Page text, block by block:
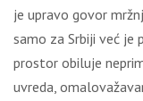
je upravo govor
samo za Srbiji već je
prostor obiluje
uvreda,